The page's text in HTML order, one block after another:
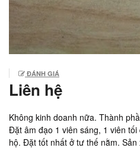
ĐÁNH GIÁ
Liên hệ
Không kinh doanh nữa. Thành
Đặt âm đạo 1 viên sáng, 1 viên
hộ. Đặt tốt nhất ở tư thế nằm.